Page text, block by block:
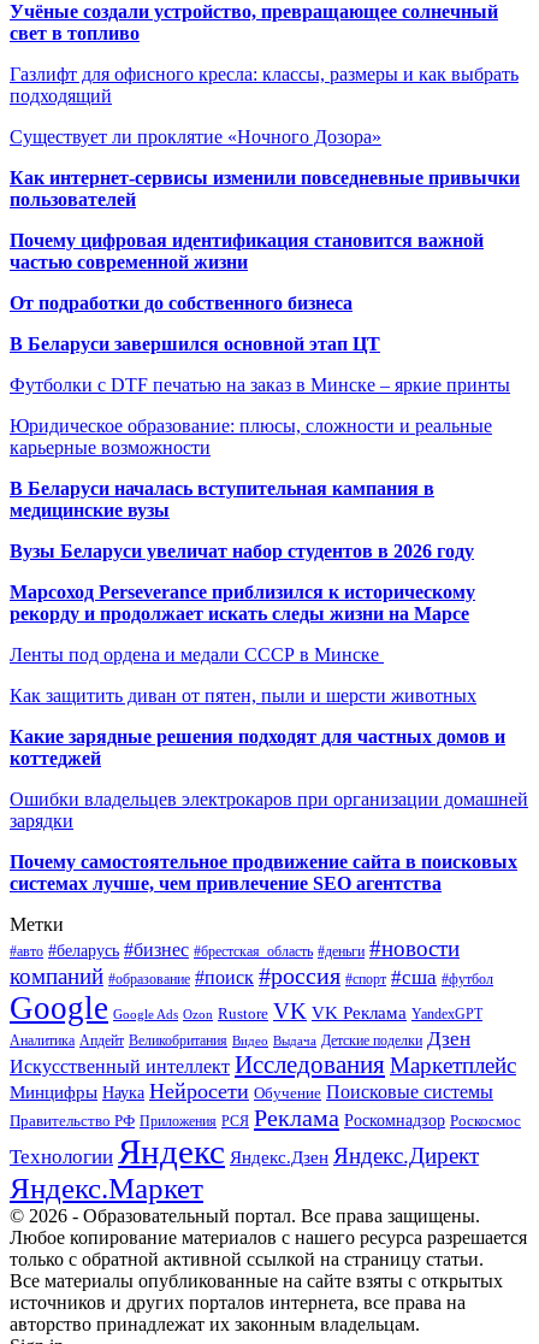
Учёные создали устройство, превращающее солнечный
свет в топливо
Газлифт для офисного кресла: классы, размеры и как выбрать
подходящий
Существует ли проклятие «Ночного Дозора»
Как интернет-сервисы изменили повседневные привычки
пользователей
Почему цифровая идентификация становится важной
частью современной жизни
От подработки до собственного бизнеса
В Беларуси завершился основной этап ЦТ
Футболки с DTF печатью на заказ в Минске – яркие принты
Юридическое образование: плюсы, сложности и реальные
карьерные возможности
В Беларуси началась вступительная кампания в
медицинские вузы
Вузы Беларуси увеличат набор студентов в 2026 году
Марсоход Perseverance приблизился к историческому
рекорду и продолжает искать следы жизни на Марсе
Ленты под ордена и медали СССР в Минске
Как защитить диван от пятен, пыли и шерсти животных
Какие зарядные решения подходят для частных домов и
коттеджей
Ошибки владельцев электрокаров при организации домашней
зарядки
Почему самостоятельное продвижение сайта в поисковых
системах лучше, чем привлечение SEO агентства
Метки
#авто #беларусь #бизнес #брестская_область #деньги #новости
компаний #образование #поиск #россия #спорт #сша #футбол
Google Google Ads Ozon Rustore VK VK Реклама YandexGPT
Аналитика Апдейт Великобритания Видео Выдача Детские поделки Дзен
Искусственный интеллект ИсследованияМаркетплейс
Минцифры Наука Нейросети Обучение Поисковые системы
Правительство РФ Приложения РСЯ Реклама Роскомнадзор Роскосмос
Технологии Яндекс Яндекс.Дзен Яндекс.Директ
Яндекс.Маркет
© 2026 - Образовательный портал. Все права защищены.
Любое копирование материалов с нашего ресурса разрешается
только с обратной активной ссылкой на страницу статьи.
Все материалы опубликованные на сайте взяты с открытых
источников и других порталов интернета, все права на
авторство принадлежат их законным владельцам.